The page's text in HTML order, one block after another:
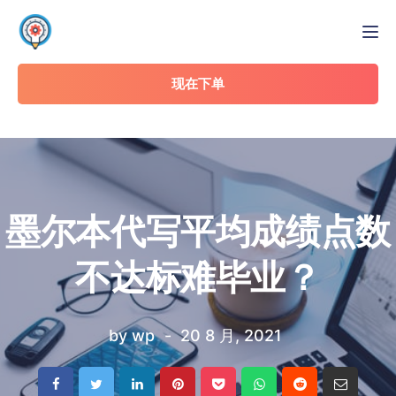
现在下单
墨尔本代写平均成绩点数
不达标难毕业？
by wp 20 8 月, 2021